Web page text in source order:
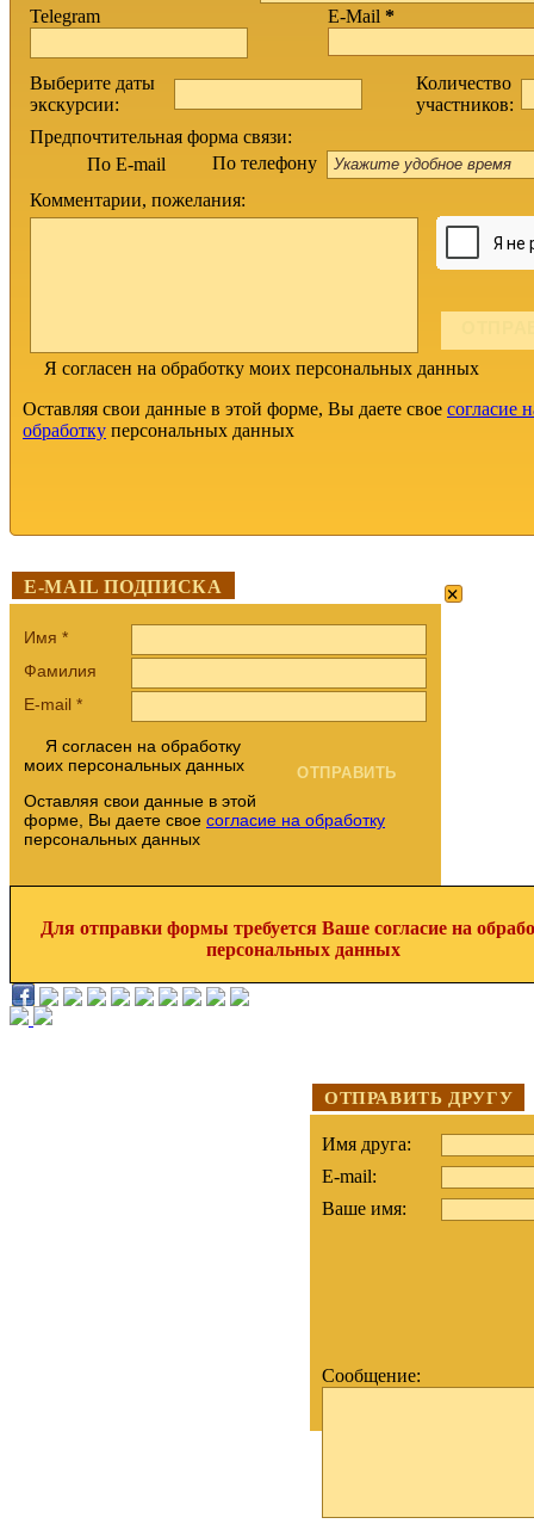
Telegram E-Mail *
Выберите даты
экскурсии:
Количество
участников:
Предпочтительная форма связи:
По E-mail
По телефону
Комментарии, пожелания:
Я согласен на обработку моих персональных данных
Оставляя свои данные в этой форме, Вы даете свое согласие
обработку персональных данных
E-MAIL ПОДПИСКА ×
Имя *
Фамилия
E-mail *
Я согласен на обработку
моих персональных данных
Оставляя свои данные в этой
форме, Вы даете свое согласие на обработку
персональных данных
Для отправки формы требуется Ваше согласие на
персональных данных
ОТПРАВИТЬ ДРУГУ
Имя друга:
E-mail:
Ваше имя:
Сообщение: